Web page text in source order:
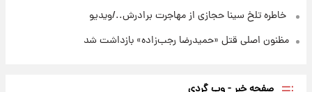
⁨ خاطره تلخ سینا حجازی از مهاجرت برادرش../ویدیو
مظنون اصلی قتل «حمیدرضا رجب‌زاده» بازداشت شد